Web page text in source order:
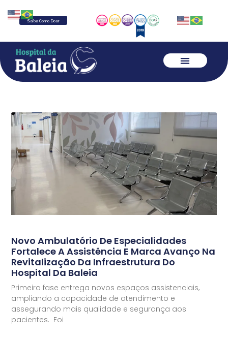
Saiba Como Doar
Novo Ambulatório De Especialidades
Fortalece A Assistência E Marca Avanço Na
Revitalização Da Infraestrutura Do
Hospital Da Baleia
Primeira fase entrega novos espaços assistenciais,
ampliando a capacidade de atendimento e
assegurando mais qualidade e segurança aos
pacientes. Foi